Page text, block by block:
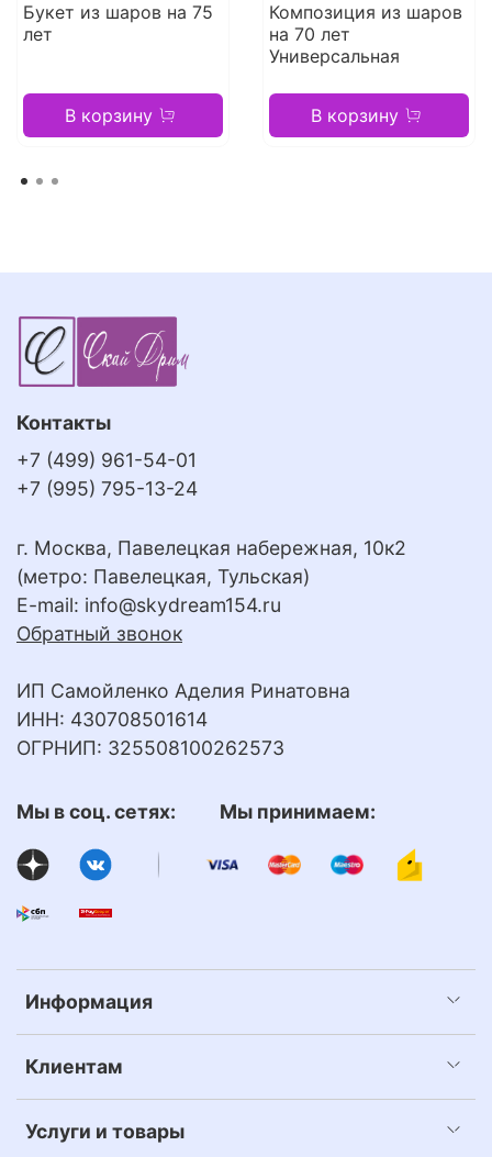
Букет из шаров на 75
лет
В корзину
Композиция из шаров
на 70 лет
Универсальная
В корзину
Информация
Клиентам
Услуги и товары
Контакты
+7 (499) 961-54-01
+7 (995) 795-13-24
г. Москва, Павелецкая набережная, 10к2
(метро: Павелецкая, Тульская)
E-mail: info@skydream154.ru
Обратный звонок
ИП Самойленко Аделия Ринатовна
ИНН: 430708501614
ОГРНИП: 325508100262573
Мы в соц. сетях: Мы принимаем: